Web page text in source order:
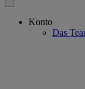
Konto
Das